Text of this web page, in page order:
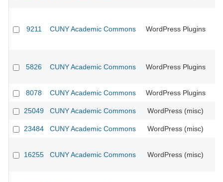
9211 CUNY Academic Commons WordPress Plugins
5826 CUNY Academic Commons WordPress Plugins
8078 CUNY Academic Commons WordPress Plugins
25049 CUNY Academic Commons WordPress (misc)
23484 CUNY Academic Commons WordPress (misc)
16255 CUNY Academic Commons WordPress (misc)